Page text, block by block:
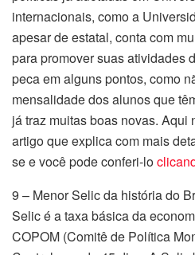
internacionais, como a
apesar de estatal, conta com
para promover suas atividades
peca em alguns pontos, como
mensalidade dos alunos que
já traz muitas boas novas. Aqui
artigo que explica com mais
se e você pode conferi-lo
9 – Menor Selic da história do
Selic é a taxa básica da
COPOM (Comitê de Política